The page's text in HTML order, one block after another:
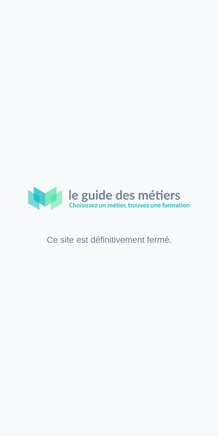
Ce site est définitivement fermé.